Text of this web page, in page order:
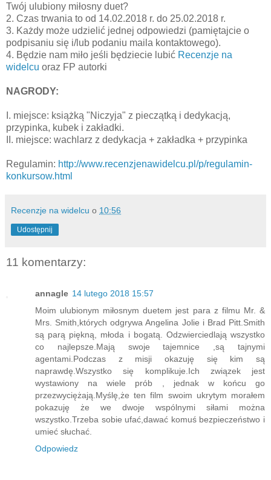
Twój ulubiony miłosny duet?
2. Czas trwania to od 14.02.2018 r. do 25.02.2018 r.
3. Każdy może udzielić jednej odpowiedzi (pamiętajcie o
podpisaniu się i/lub podaniu maila kontaktowego).
4. Będzie nam miło jeśli będziecie lubić Recenzje na
widelcu oraz FP autorki
NAGRODY:
I. miejsce: książką "Niczyja" z pieczątką i dedykacją,
przypinka, kubek i zakładki.
II. miejsce: wachlarz z dedykacja + zakładka + przypinka
Regulamin: http://www.recenzjenawidelcu.pl/p/regulamin-
konkursow.html
Recenzje na widelcu o 10:56
Udostępnij
11 komentarzy:
annagle 14 lutego 2018 15:57
Moim ulubionym miłosnym duetem jest para z filmu Mr. &
Mrs. Smith,których odgrywa Angelina Jolie i Brad Pitt.Smith
są parą piękną, młoda i bogatą. Odzwierciedlają wszystko
co najlepsze.Mają swoje tajemnice ,są tajnymi
agentami.Podczas z misji okazuję się kim są
naprawdę.Wszystko się komplikuje.Ich związek jest
wystawiony na wiele prób , jednak w końcu go
przezwyciężają.Myślę,że ten film swoim ukrytym morałem
pokazuję że we dwoje wspólnymi siłami można
wszystko.Trzeba sobie ufać,dawać komuś bezpieczeństwo i
umieć słuchać.
Odpowiedz